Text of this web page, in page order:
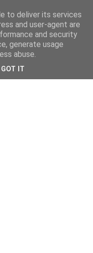
to deliver its services
and user-agent are
and security
generate usage
abuse.
GOT IT